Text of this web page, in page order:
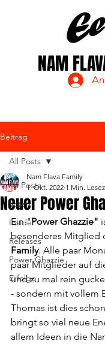
NAM
Beitrag
All Posts
Voten
Insider
Releases
Power Ghazzie
Erfolge
All Posts
Neuer Power
Nam Flava Family
1. Okt. 2022 1 Min.
Ein "Power Ghazzie"
besonderes Mitglied
Family. Alle paar
paar Mitglieder auf
und zu mal rein
- sondern mit vollem
Thomas ist dies
bringt so viel neue
allem Ideen in die